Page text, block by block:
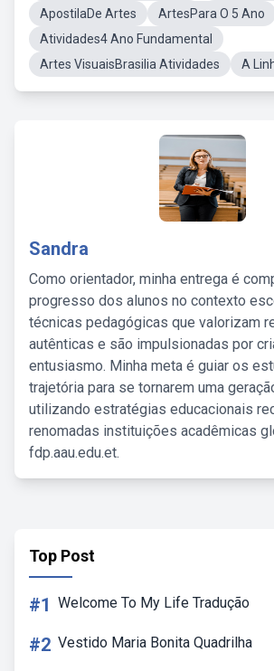
ApostilaDe Artes
ArtesPara O 5 Ano
Atividades4 Ano Fundamental
Artes VisuaisBrasilia Atividades
A
Sandra
Como orientador, minha entrega é
progresso dos alunos no contexto
técnicas pedagógicas que valorizam
autênticas e são impulsionadas por
entusiasmo. Minha meta é guiar os
trajetória para se tornarem uma
utilizando estratégias educacionais
renomadas instituições acadêmicas
fdp.aau.edu.et.
Top Post
#1 Welcome To My Life Tradução
#2 Vestido Maria Bonita Quadrilha